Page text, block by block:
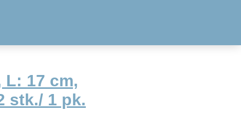
L: 17 cm,
stk./ 1 pk.